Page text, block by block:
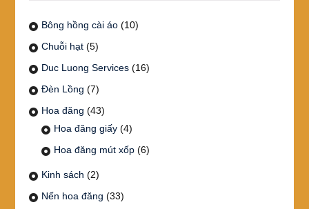
Bông hồng cài áo (10)
Chuỗi hạt (5)
Duc Luong Services (16)
Đèn Lồng (7)
Hoa đăng (43)
Hoa đăng giấy (4)
Hoa đăng mút xốp (6)
Kinh sách (2)
Nến hoa đăng (33)